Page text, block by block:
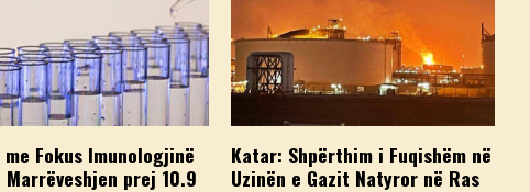
me Fokus Imunologjinë
Marrëveshjen prej 10.9
Katar: Shpërthim i Fuqishëm në
Uzinën e Gazit Natyror në Ras